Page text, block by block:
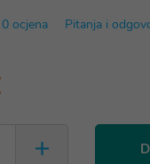
0 ocjena Pitanja i